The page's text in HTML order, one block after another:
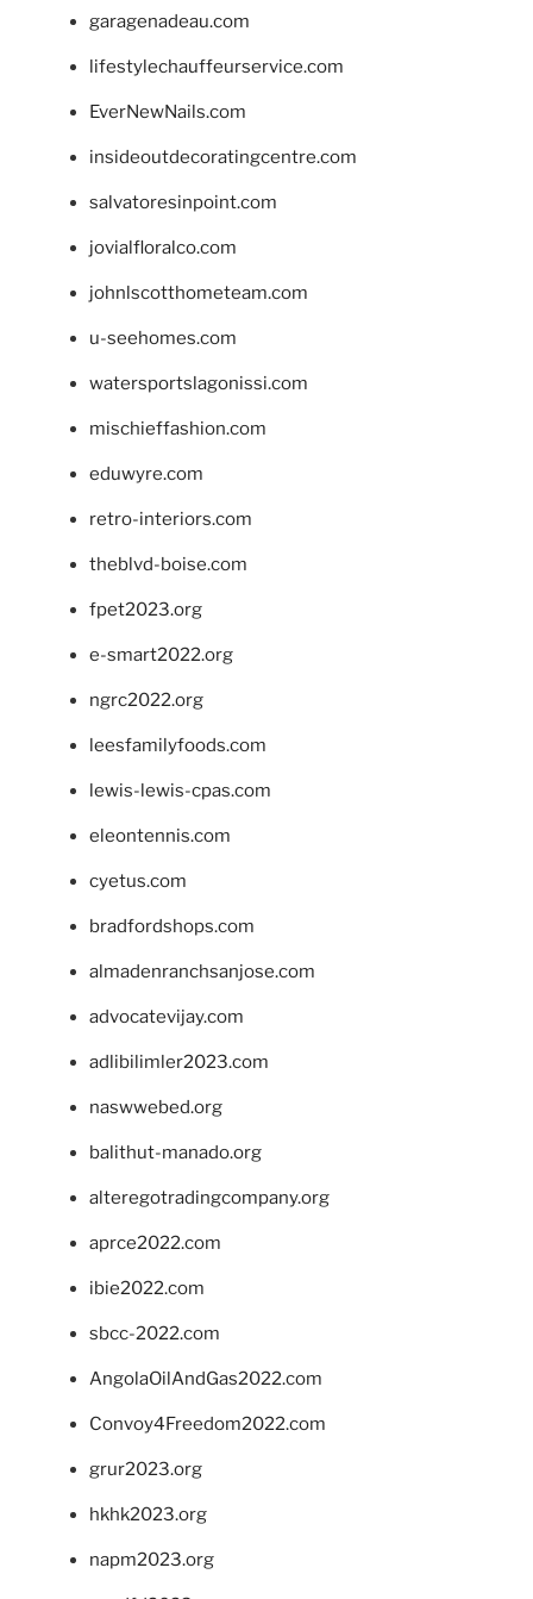
garagenadeau.com
lifestylechauffeurservice.com
EverNewNails.com
insideoutdecoratingcentre.com
salvatoresinpoint.com
jovialfloralco.com
johnlscotthometeam.com
u-seehomes.com
watersportslagonissi.com
mischieffashion.com
eduwyre.com
retro-interiors.com
theblvd-boise.com
fpet2023.org
e-smart2022.org
ngrc2022.org
leesfamilyfoods.com
lewis-lewis-cpas.com
eleontennis.com
cyetus.com
bradfordshops.com
almadenranchsanjose.com
advocatevijay.com
adlibilimler2023.com
naswwebed.org
balithut-manado.org
alteregotradingcompany.org
aprce2022.com
ibie2022.com
sbcc-2022.com
AngolaOilAndGas2022.com
Convoy4Freedom2022.com
grur2023.org
hkhk2023.org
napm2023.org